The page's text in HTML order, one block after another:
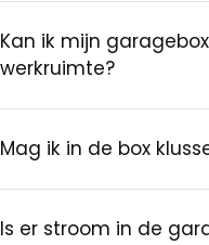
Kan ik mijn
werkruimte?
Mag ik in de box
Is er stroom in de